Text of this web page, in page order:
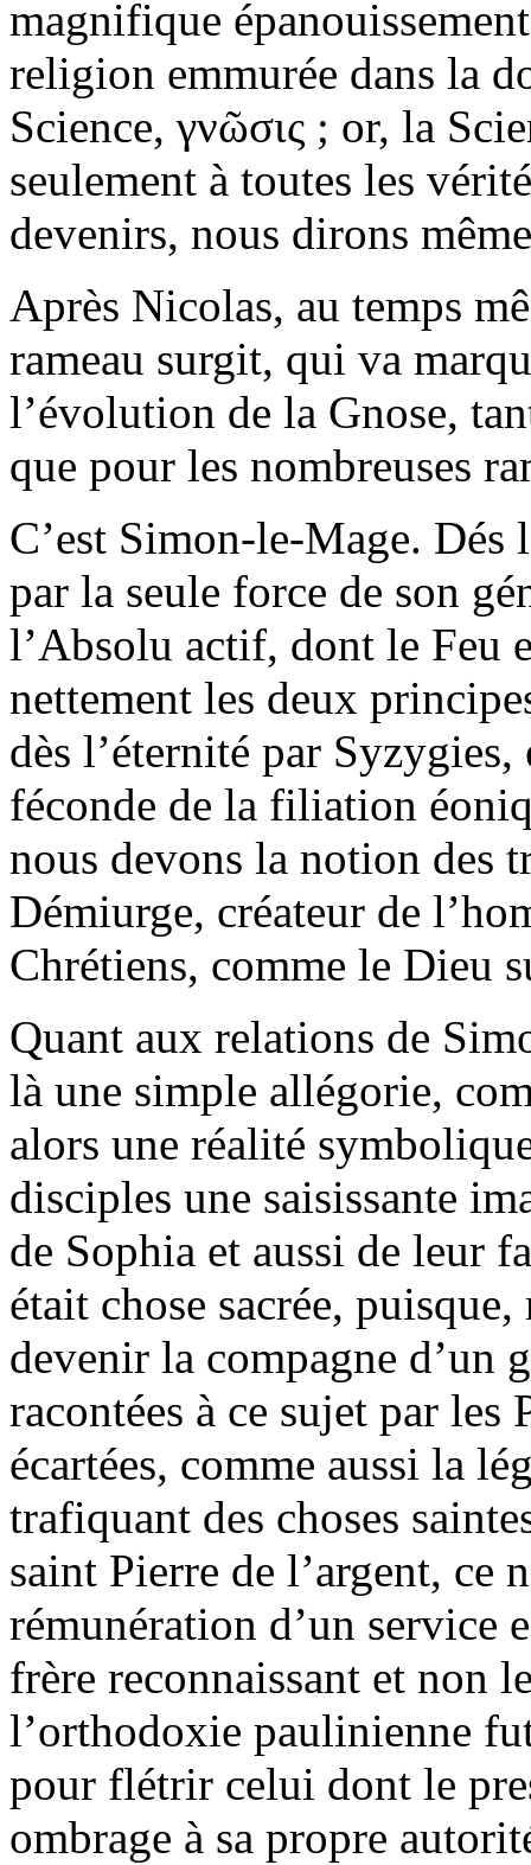
magnifique
religion emmurée dans la
Science, γνῶσις ; or, la
seulement à toutes les
devenirs, nous dirons
Après Nicolas, au temps
rameau surgit, qui va
l’évolution de la Gnose,
que pour les nombreuses
C’est Simon-le-Mage.
par la seule force de son
l’Absolu actif, dont le Feu
nettement les deux
dès l’éternité par
féconde de la filiation
nous devons la notion des
Démiurge, créateur de
Chrétiens, comme le Dieu
Quant aux relations de
là une simple allégorie,
alors une réalité
disciples une saisissante
de Sophia et aussi de leur
était chose sacrée,
devenir la compagne d’un
racontées à ce sujet par les
écartées, comme aussi la
trafiquant des choses
saint Pierre de l’argent, ce
rémunération d’un service
frère reconnaissant et non
l’orthodoxie paulinienne
pour flétrir celui dont le
ombrage à sa propre